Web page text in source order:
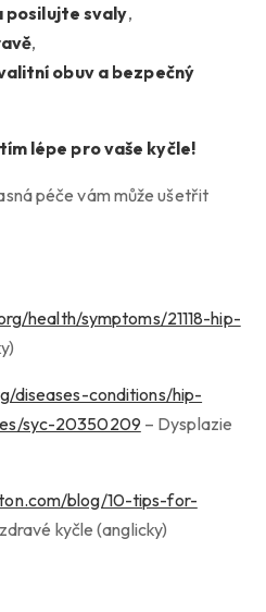
posilujte svaly,
,
obuv a bezpečný
lépe pro vaše kyčle!
péče vám může ušetřit
health/symptoms/21118-hip-
diseases-conditions/hip-
syc-20350209 – Dysplazie
blog/10-tips-for-
kyčle (anglicky)